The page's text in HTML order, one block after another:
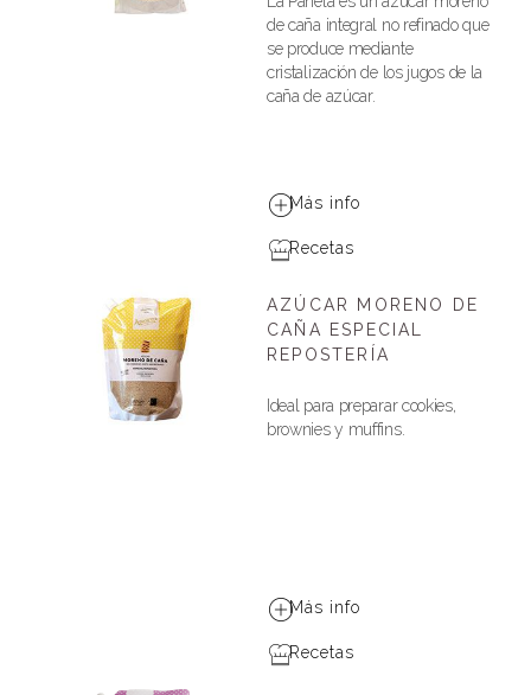
de caña integral no refinado que
se produce mediante
cristalización de los jugos de la
caña de azúcar.
Más info
Recetas
AZÚCAR MORENO DE
CAÑA ESPECIAL
REPOSTERÍA
Ideal para preparar cookies,
brownies y muffins.
Más info
Recetas